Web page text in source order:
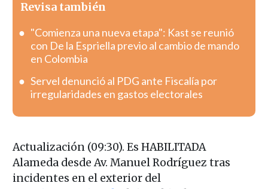
Revisa también
"Comienza una nueva etapa": Kast se reunió
con De la Espriella previo al cambio de mando
en Colombia
Servel denunció al PDG ante Fiscalía por
irregularidades en gastos electorales
Actualización (09:30). Es HABILITADA
Alameda desde Av. Manuel Rodríguez tras
incidentes en el exterior del